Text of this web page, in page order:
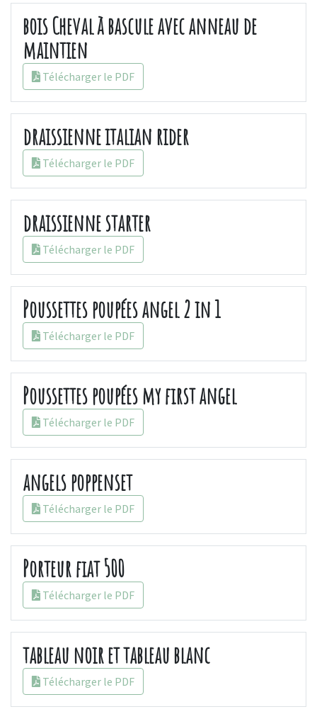
bois Cheval à bascule avec anneau de
maintien
Télécharger le PDF
draissienne italian rider
Télécharger le PDF
draissienne starter
Télécharger le PDF
Poussettes poupées angel 2 in 1
Télécharger le PDF
Poussettes poupées my first angel
Télécharger le PDF
angels poppenset
Télécharger le PDF
Porteur fiat 500
Télécharger le PDF
tableau noir et tableau blanc
Télécharger le PDF